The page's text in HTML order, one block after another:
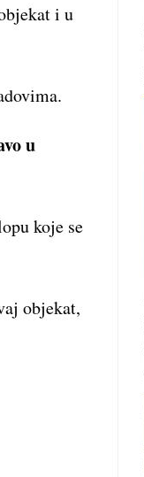
i u
u
koje se
objekat,